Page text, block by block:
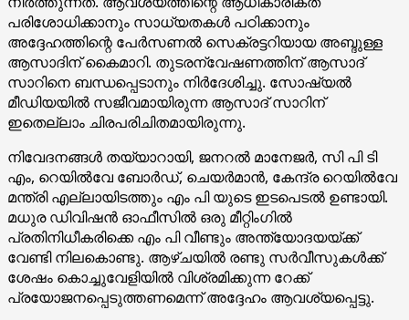
പരിശോധിക്കാനും സാധ്യതകൾ പഠിക്കാനും
അദ്ദേഹത്തിന്റെ പേർസണൽ സെക്രട്ടറിയായ അബ്ദുള്ള
ആസാദിന് കൈമാറി. തുടരന്വേഷണത്തിന് ആസാദ്
സാറിനെ ബന്ധപ്പെടാനും നിർദേശിച്ചു. സോഷ്യൽ
മീഡിയയിൽ സജീവമായിരുന്ന ആസാദ് സാറിന്
ഇതെല്ലാം ചിരപരിചിതമായിരുന്നു.
നിവേദനങ്ങൾ തയ്യാറായി, ജനറൽ മാനേജർ, സി പി ടി
എം, റെയിൽവേ ബോർഡ്, ചെയർമാൻ, കേന്ദ്ര റെയിൽവേ
മന്ത്രി എല്ലായിടത്തും എം പി യുടെ ഇടപെടൽ ഉണ്ടായി.
മധുര ഡിവിഷൻ ഓഫീസിൽ ഒരു മീറ്റിംഗിൽ
പ്രതിനിധീകരിക്കെ എം പി വീണ്ടും അന്ത്യോദയയ്‌ക്ക്
വേണ്ടി നിലകൊണ്ടു. ആഴ്ചയിൽ രണ്ടു സർവീസുകൾക്ക്
ശേഷം കൊച്ചുവേളിയിൽ വിശ്രമിക്കുന്ന റേക്ക്
പ്രയോജനപ്പെടുത്തണമെന്ന് അദ്ദേഹം ആവശ്യപ്പെട്ടു.